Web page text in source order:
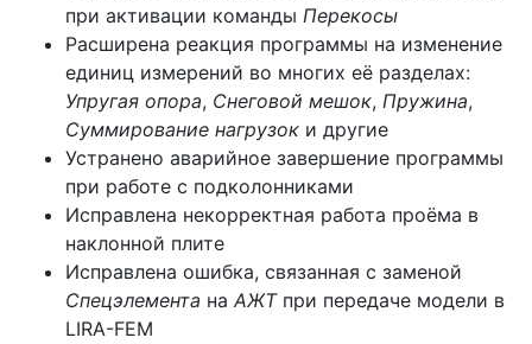
при активации команды Перекосы
Расширена реакция программы на изменение
единиц измерений во многих её разделах:
Упругая опора, Снеговой мешок, Пружина,
Суммирование нагрузок и другие
Устранено аварийное завершение программы
при работе с подколонниками
Исправлена некорректная работа проёма в
наклонной плите
Исправлена ошибка, связанная с заменой
Спецэлемента на АЖТпри передаче модели в
LIRA-FEM